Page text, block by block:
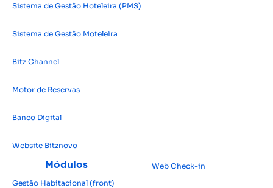
Sistema de Gestão Hoteleira (PMS)
Sistema de Gestão Moteleira
Bitz Channel
Motor de Reservas
Banco Digital
Website Bitznovo
Módulos
Gestão Habitacional (front)
Web Check-in